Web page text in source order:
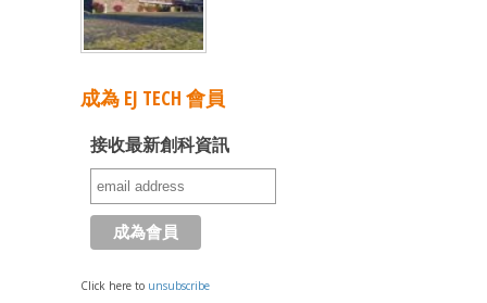
成為 EJ TECH 會員
接收最新創科資訊
Click here to unsubscribe